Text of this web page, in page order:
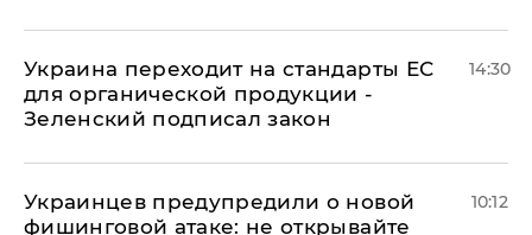
Украина переходит на стандарты ЕС
для органической продукции -
Зеленский подписал закон
14:30
Украинцев предупредили о новой
фишинговой атаке: не открывайте
10:12